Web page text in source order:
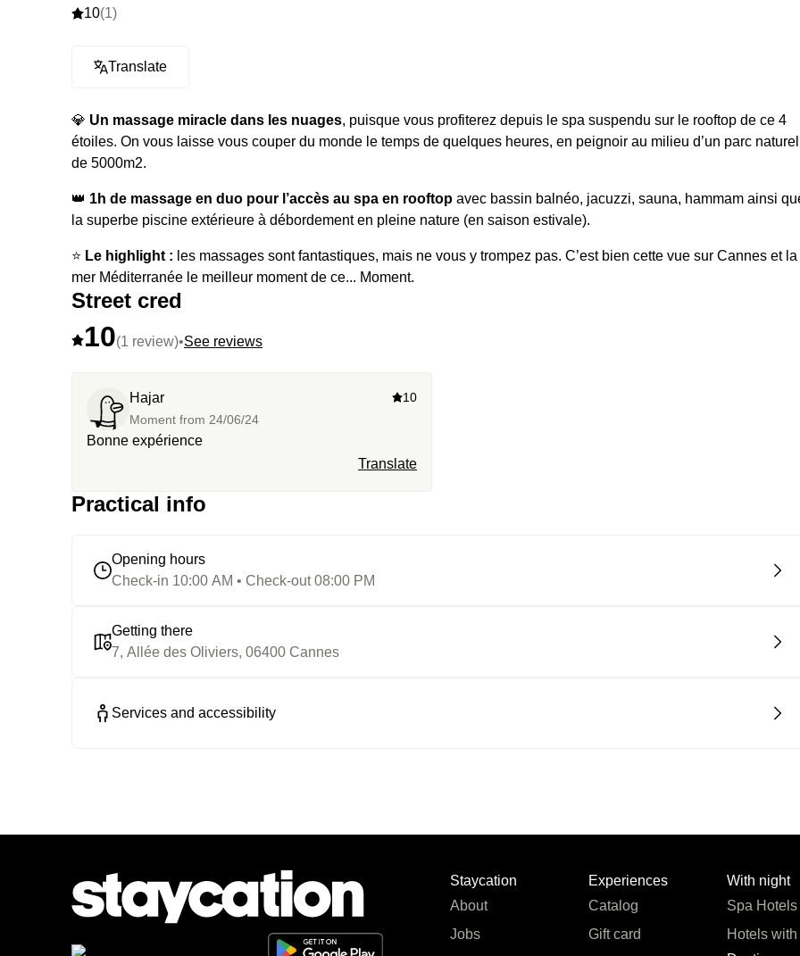
10(1)
Translate
💎 Un massage miracle dans les nuages, puisque vous profiterez depuis le spa suspendu sur le rooftop de ce 4
étoiles. On vous laisse vous couper du monde le temps de quelques heures, en peignoir au milieu d’un parc naturel
de 5000m2.
👑 1h de massage en duo pour l’accès au spa en rooftop avec bassin balnéo, jacuzzi, sauna, hammam ainsi
la superbe piscine extérieure à débordement en pleine nature (en saison estivale).
⭐️ Le highlight : les massages sont fantastiques, mais ne vous y trompez pas. C’est bien cette vue sur Cannes et la
mer Méditerranée le meilleur moment de ce... Moment.
Street cred
10(1 review)•See reviews
Hajar
Moment from 24/06/24
10
Bonne expérience
Translate
Practical info
Opening hours
Check-in 10:00 AM • Check-out 08:00 PM
Getting there
7, Allée des Oliviers, 06400 Cannes
Services and accessibility
Staycation
About
Jobs
Experiences
Catalog
Gift card
With night
Spa Hotels
Hotels